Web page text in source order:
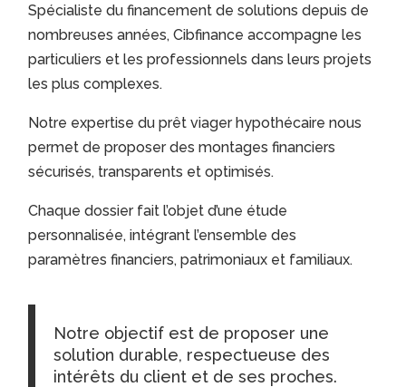
Spécialiste du financement de solutions depuis de
nombreuses années, Cibfinance accompagne les
particuliers et les professionnels dans leurs projets
les plus complexes.
Notre expertise du prêt viager hypothécaire nous
permet de proposer des montages financiers
sécurisés, transparents et optimisés.
Chaque dossier fait l’objet d’une étude
personnalisée, intégrant l’ensemble des
paramètres financiers, patrimoniaux et familiaux.
Notre objectif est de proposer une
solution durable, respectueuse des
intérêts du client et de ses proches.